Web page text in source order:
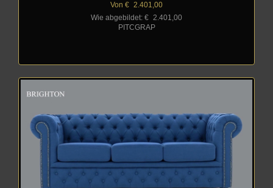
Von € 2.401,00
Wie abgebildet: €
2.401,00
PITCGRAP